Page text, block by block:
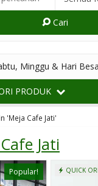
Cari
Minggu & Hari
PRODUK
'Meja Cafe Jati'
Jati
Popular! QUICK